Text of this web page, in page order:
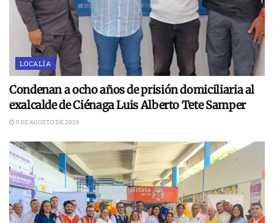
LOCALÍA
Condenan a ocho años de prisión domiciliaria al
exalcalde de Ciénaga Luis Alberto Tete Samper
5 DE AGOSTO DE 2026